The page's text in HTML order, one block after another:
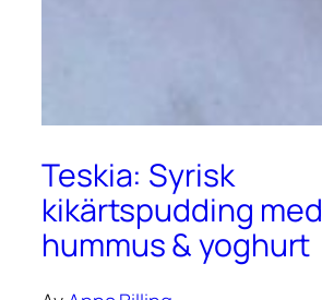
Teskia: Syrisk
kikärtspudding med
hummus & yoghurt